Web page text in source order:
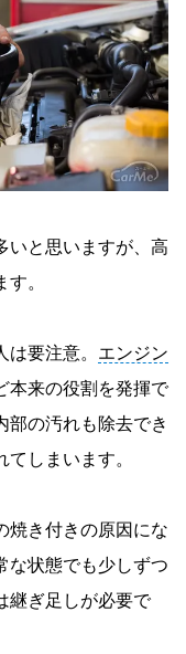
いと思いますが、高
。
要注意。 エンジン
本来の役割を発揮で
部の汚れも除去でき
しまいます。
焼き付きの原因にな
な状態でも少しずつ
継ぎ足しが必要で